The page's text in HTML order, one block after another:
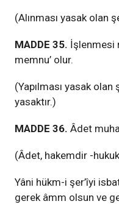
(Alınması yasak olan
MADDE 35. İşlenmesi
memnu’ olur.
(Yapılması yasak olan
yasaktır.)
MADDE 36. Âdet
(Âdet, hakemdir -
Yâni hükm-i şer’îyi
gerek âmm olsun ve